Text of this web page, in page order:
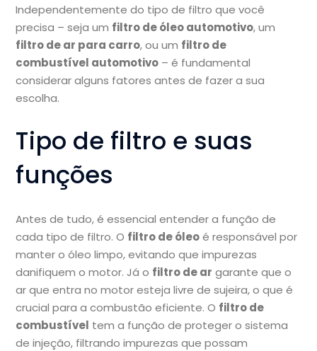
Independentemente do tipo de filtro que você
precisa – seja um filtro de óleo automotivo, um
filtro de ar para carro, ou um filtro de
combustível automotivo – é fundamental
considerar alguns fatores antes de fazer a sua
escolha.
Tipo de filtro e suas
funções
Antes de tudo, é essencial entender a função de
cada tipo de filtro. O filtro de óleoé responsável por
manter o óleo limpo, evitando que impurezas
danifiquem o motor. Já o filtro de ar garante que o
ar que entra no motor esteja livre de sujeira, o que é
crucial para a combustão eficiente. O filtro de
combustível tem a função de proteger o sistema
de injeção, filtrando impurezas que possam